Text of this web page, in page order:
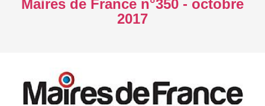
Maires de France n°350 - octobre
2017